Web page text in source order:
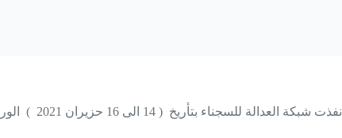
نفذت شبكة العدالة للسجناء بتأريخ ( 14 الى 16 حزيران 2021 ) الورشة التدريبية الخاصة بمجموعة الجنوب ، في بغداد العاصمة .